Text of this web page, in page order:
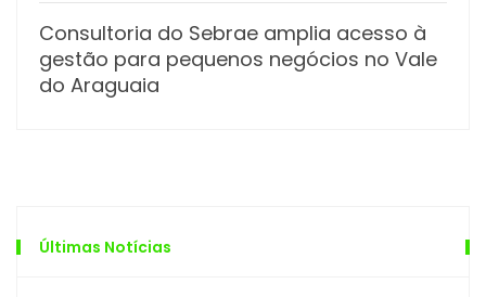
Consultoria do Sebrae amplia acesso à
gestão para pequenos negócios no Vale
do Araguaia
Últimas Notícias